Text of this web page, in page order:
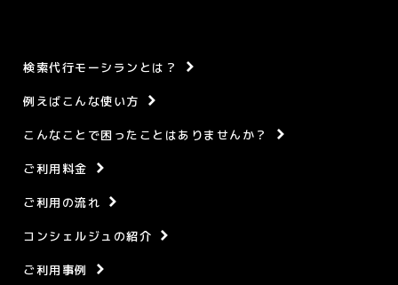
検索代行モーシランとは？
例えばこんな使い方
こんなことで困ったことはありませんか？
ご利用料金
ご利用の流れ
コンシェルジュの紹介
ご利用事例